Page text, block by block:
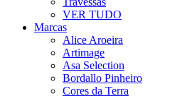
VER TUDO
Marcas
Alice Aroeira
Artimage
Asa Selection
Bordallo Pinheiro
Cores da Terra